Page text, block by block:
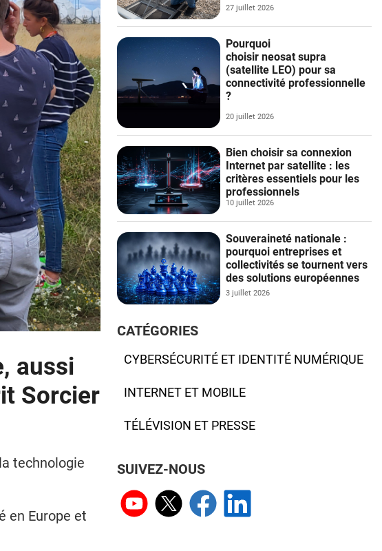
aussi
Sorcier
technologie
en Europe et
27 juillet 2026
Pourquoi
choisir neosat supra
(satellite LEO) pour sa
connectivité professionnelle
?
20 juillet 2026
Bien choisir sa connexion
Internet par satellite : les
critères essentiels pour les
professionnels
10 juillet 2026
Souveraineté nationale :
pourquoi entreprises et
collectivités se tournent vers
des solutions européennes
3 juillet 2026
CATÉGORIES
CYBERSÉCURITÉ ET IDENTITÉ NUMÉRIQUE
INTERNET ET MOBILE
TÉLÉVISION ET PRESSE
SUIVEZ-NOUS